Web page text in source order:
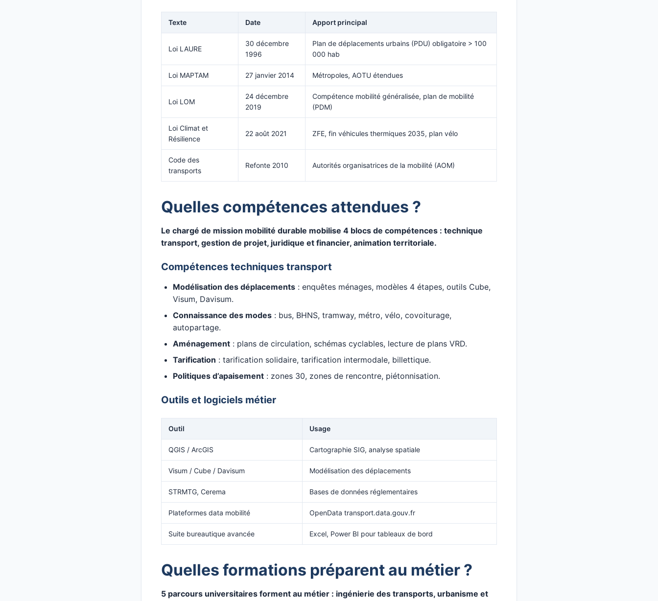
Texte Date Apport principal
Loi LAURE
30 décembre
1996
Plan de déplacements urbains (PDU) obligatoire > 100
000 hab
Loi MAPTAM 27 janvier 2014 Métropoles, AOTU étendues
Loi LOM
24 décembre
2019
Compétence mobilité généralisée, plan de mobilité
(PDM)
Loi Climat et
Résilience
22 août 2021 ZFE, fin véhicules thermiques 2035, plan vélo
Code des
transports
Refonte 2010 Autorités organisatrices de la mobilité (AOM)
Quelles compétences attendues ?
Le chargé de mission mobilité durable mobilise 4 blocs de compétences : technique
transport, gestion de projet, juridique et financier, animation territoriale.
Compétences techniques transport
Modélisation des déplacements : enquêtes ménages, modèles 4 étapes, outils Cube,
Visum, Davisum.
Connaissance des modes : bus, BHNS, tramway, métro, vélo, covoiturage,
autopartage.
Aménagement : plans de circulation, schémas cyclables, lecture de plans VRD.
Tarification : tarification solidaire, tarification intermodale, billettique.
Politiques d’apaisement : zones 30, zones de rencontre, piétonnisation.
Outils et logiciels métier
Outil Usage
QGIS / ArcGIS Cartographie SIG, analyse spatiale
Visum / Cube / Davisum Modélisation des déplacements
STRMTG, Cerema Bases de données réglementaires
Plateformes data mobilité OpenData transport.data.gouv.fr
Suite bureautique avancée Excel, Power BI pour tableaux de bord
Quelles formations préparent au métier ?
5 parcours universitaires forment au métier : ingénierie des transports, urbanisme et